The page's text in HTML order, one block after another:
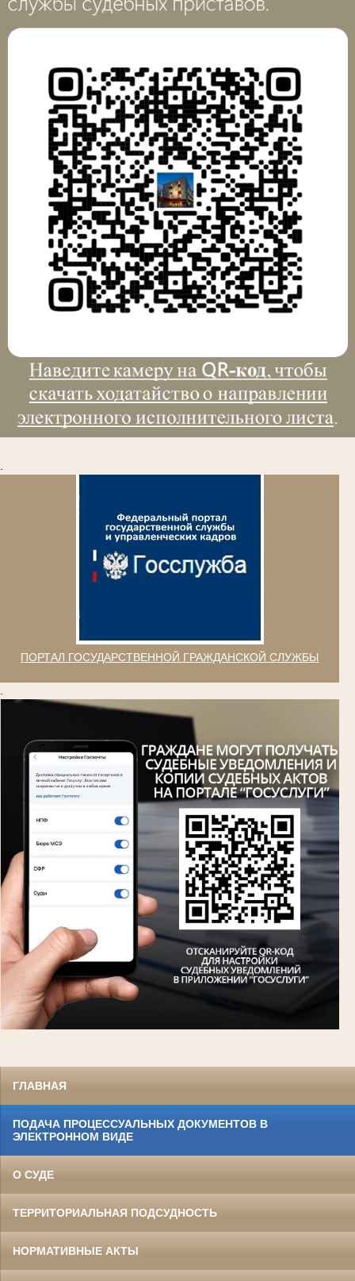
ПОРТАЛ ГОСУДАРСТВЕННОЙ ГРАЖДАНСКОЙ СЛУЖБЫ
ГЛАВНАЯ
ПОДАЧА ПРОЦЕССУАЛЬНЫХ ДОКУМЕНТОВ В
ЭЛЕКТРОННОМ ВИДЕ
О СУДЕ
ТЕРРИТОРИАЛЬНАЯ ПОДСУДНОСТЬ
НОРМАТИВНЫЕ АКТЫ